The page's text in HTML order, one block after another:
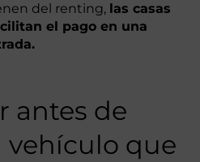
del renting, las casas
el pago en una
antes de
que